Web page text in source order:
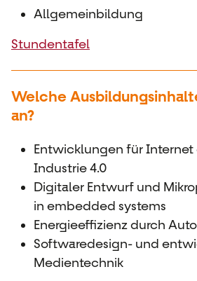
Allgemeinbildung
Stundentafel
Welche
an?
Entwicklungen für Internet
Industrie 4.0
Digitaler Entwurf und
in embedded systems
Energieeffizienz durch
Softwaredesign- und
Medientechnik